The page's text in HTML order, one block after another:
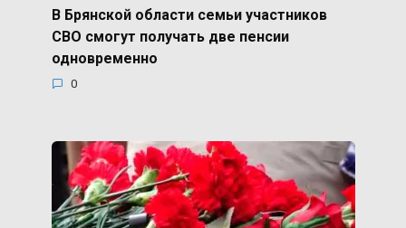
В Брянской области семьи участников
СВО смогут получать две пенсии
одновременно
0